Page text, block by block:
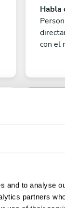
and to analyse
partners
Habla
con el